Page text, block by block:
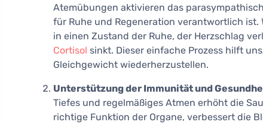
Atemübungen aktivieren das
für Ruhe und Regeneration verantwortlich ist.
in einen Zustand der Ruhe, der Herzschlag
Cortisol sinkt. Dieser einfache Prozess hilft
Gleichgewicht wiederherzustellen.
Unterstützung der Immunität und
Tiefes und regelmäßiges Atmen erhöht die
richtige Funktion der Organe, verbessert die